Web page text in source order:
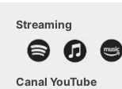
Streaming
Canal YouTube